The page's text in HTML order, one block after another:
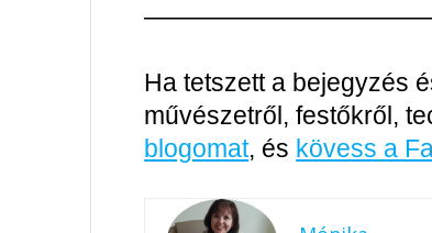
Ha tetszett a bejegyzés
művészetről, festőkről,
blogomat, és kövess a